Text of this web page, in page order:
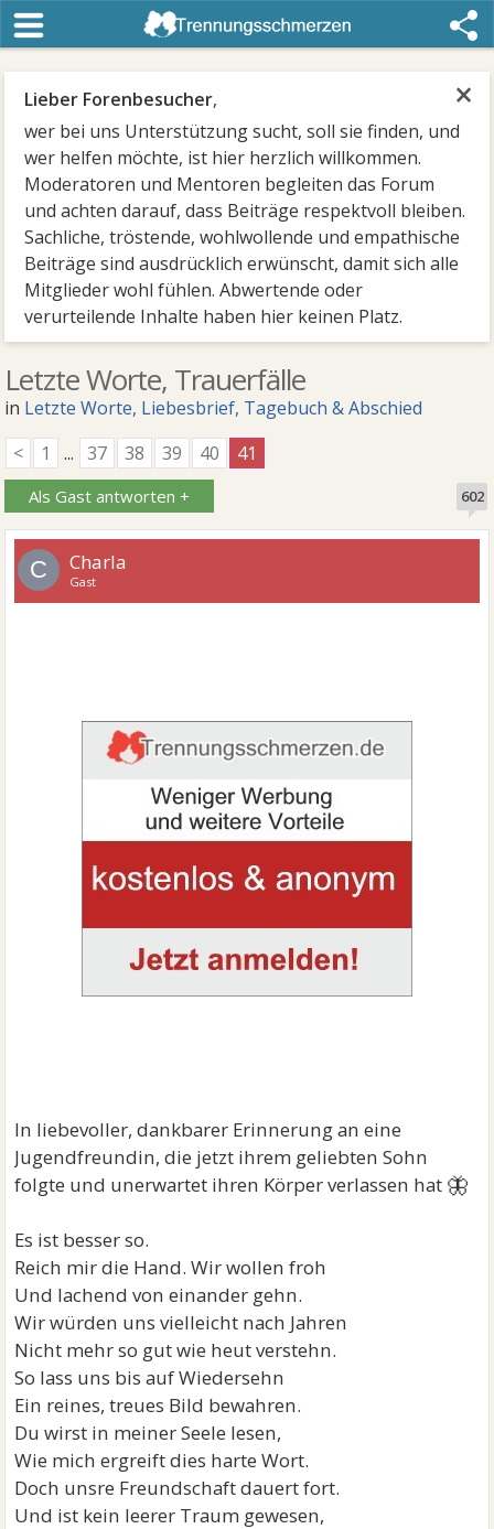
×
Lieber Forenbesucher,
wer bei uns Unterstützung sucht, soll sie finden, und
wer helfen möchte, ist hier herzlich willkommen.
Moderatoren und Mentoren begleiten das Forum
und achten darauf, dass Beiträge respektvoll bleiben.
Sachliche, tröstende, wohlwollende und empathische
Beiträge sind ausdrücklich erwünscht, damit sich alle
Mitglieder wohl fühlen. Abwertende oder
verurteilende Inhalte haben hier keinen Platz.
Letzte Worte, Trauerfälle
in Letzte Worte, Liebesbrief, Tagebuch & Abschied
<
1 ... 37 38 39 40 41
Als Gast antworten + 602
C Charla
Gast
In liebevoller, dankbarer Erinnerung an eine
Jugendfreundin, die jetzt ihrem geliebten Sohn
folgte und unerwartet ihren Körper verlassen hat 🦋
Es ist besser so.
Reich mir die Hand. Wir wollen froh
Und lachend von einander gehn.
Wir würden uns vielleicht nach Jahren
Nicht mehr so gut wie heut verstehn.
So lass uns bis auf Wiedersehn
Ein reines, treues Bild bewahren.
Du wirst in meiner Seele lesen,
Wie mich ergreift dies harte Wort.
Doch unsre Freundschaft dauert fort.
Und ist kein leerer Traum gewesen,